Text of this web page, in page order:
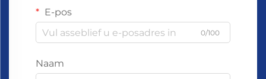
E-pos
0/100
Naam